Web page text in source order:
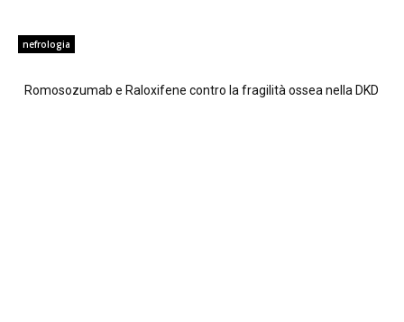
nefrologia
Romosozumab e Raloxifene contro la fragilità ossea nella DKD